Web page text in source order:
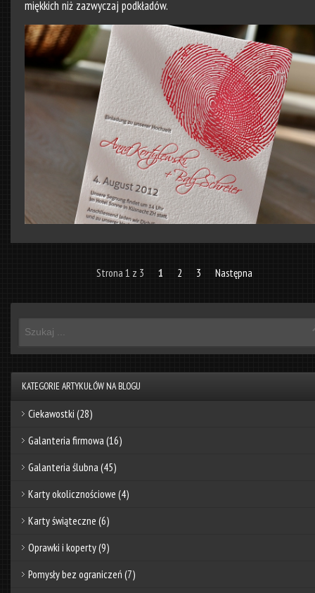
miękkich niż zazwyczaj podkładów.
Strona 1 z 3 1 2 3 Następna
KATEGORIE ARTYKUŁÓW NA BLOGU
Ciekawostki (28)
Galanteria firmowa (16)
Galanteria ślubna (45)
Karty okolicznościowe (4)
Karty świąteczne (6)
Oprawki i koperty(9)
Pomysły bez ograniczeń (7)